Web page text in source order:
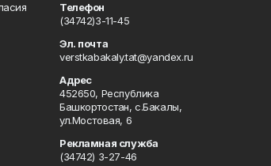
Телефон
(34742)3-11-45
Эл. почта
verstkabakaly.tat@yandex.ru
Адрес
452650, Республика
Башкортостан, с.Бакалы,
ул.Мостовая, 6
Рекламная служба
(34742) 3-27-46